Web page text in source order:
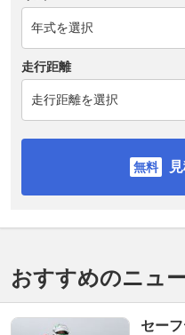
走行距離
おすすめのニュ
セー